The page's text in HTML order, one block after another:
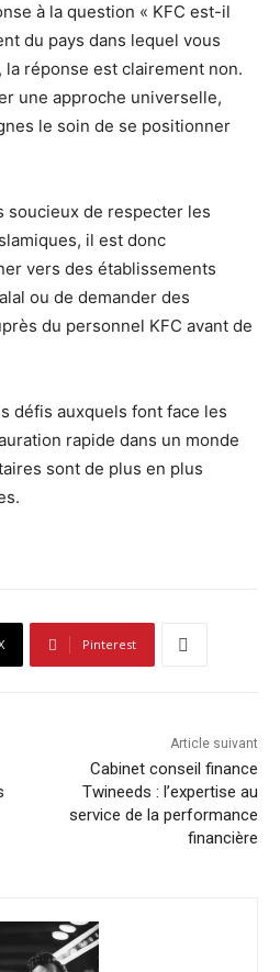
à la question « KFC est-il
du pays dans lequel vous
la réponse est clairement non.
une approche universelle,
le soin de se positionner
soucieux de respecter les
il est donc
vers des établissements
ou de demander des
du personnel KFC avant de
défis auxquels font face les
rapide dans un monde
sont de plus en plus
Pinterest
Article suivant
Cabinet conseil finance
Twineeds : l’expertise au
service de la performance
financière